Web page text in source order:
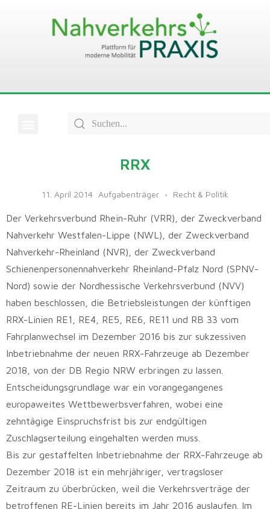
RRX
11. April 2014 Aufgabenträger Recht & Politik
Der Verkehrsverbund Rhein-Ruhr (VRR), der Zweckverband
Nahverkehr Westfalen-Lippe (NWL), der Zweckverband
Nahverkehr-Rheinland (NVR), der Zweckverband
Schienenpersonennahverkehr Rheinland-Pfalz Nord (SPNV-
Nord) sowie der Nordhessische Verkehrsverbund (NVV)
haben beschlossen, die Betriebsleistungen der künftigen
RRX-Linien RE1, RE4, RE5, RE6, RE11 und RB 33 vom
Fahrplanwechsel im Dezember 2016 bis zur sukzessiven
Inbetriebnahme der neuen RRX-Fahrzeuge ab Dezember
2018, von der DB Regio NRW erbringen zu lassen.
Entscheidungsgrundlage war ein vorangegangenes
europaweites Wettbewerbsverfahren, wobei eine
zehntägige Einspruchsfrist bis zur endgültigen
Zuschlagserteilung eingehalten werden muss.
Bis zur gestaffelten Inbetriebnahme der RRX-Fahrzeuge ab
Dezember 2018 ist ein mehrjähriger, vertragsloser
Zeitraum zu überbrücken, weil die Verkehrsverträge der
betroffenen RE-Linien bereits im Jahr 2016 auslaufen. Im